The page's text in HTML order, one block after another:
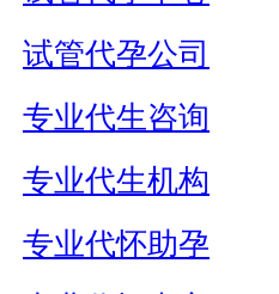
试管代孕公司
专业代生咨询
专业代生机构
专业代怀助孕